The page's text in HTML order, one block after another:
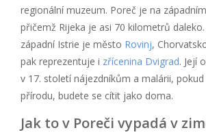
regionální muzeum. Poreč je na
přičemž Rijeka je asi 70 kilometrů
západní Istrie je město Rovinj,
pak reprezentuje i zřícenina Dvigrad. Její
v 17. století nájezdníkům a malárii,
přírodu, budete se cítit jako doma.
Jak to v Poreči vypadá v